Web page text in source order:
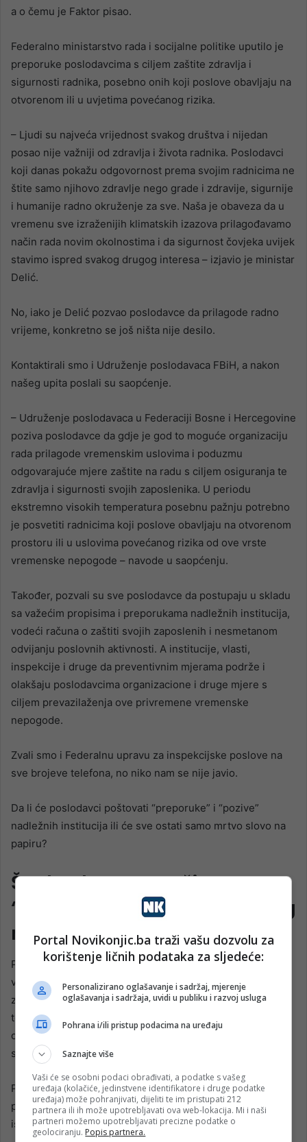
a o čemu je Faktor pisao.
Federalno ministarstvo rada i socijalne politike uputilo je
preporuke poslodavcima s ciljem zaštite zdravlja i
sigurnosti radnika, posebno onih koji poslove obavljaju na
otvorenom ili u uvjetima povećanog rizika.
– Ljudi su najveća vrijednost svakog društva i nijedan
posao nije važniji od zdravlja i života radnika. Poslodavci
koji danas pokažu odgovornost prema svojim radnicima ne
štite samo njihovo zdravlje nego grade i zdravije, sigurnije
i humanije radno okruženje za sve. Naša je obaveza da u
vremenu sve izraženijih klimatskih izazova prilagođavamo
način rada novim okolnostima i da sigurnost čovjeka uvijek
stavimo ispred svakog drugog interesa – izjavio je ministar
Delić.
No, iako je Delić pozvao poslodavce da prilagode radno
vrijeme, konkretno se još ništa nije desilo.
Kontaktirali smo i Udruženje poslodavaca FBiH, a nakon
našeg upita poslali su saopćenje.
– Udruženje poslodavaca u Federaciji Bosne i Hercegovine
poziva poslodavce da gdje je god to moguće organizaciju
rada prilagode vremenskim uslovima i poduzmu
odgovarajuće mjere zaštite na radu s ciljem osiguranja te
zdravlja i sigurnosti svojih zaposlenika. U periodu
ekstremno visokih temperatura posebnu pažnju potrebno
je posvetiti radnicima koji poslove obavljaju na otvorenom
prostoru ili u uslovima povećanog rizika od ove vrste
vremenske nepogode – navode u saopćenju.
Također, pozvali su sve poslodavce da postupaju u skladu
sa važećim propisima i preporukama nadležnih institucija,
vodeći računa o zaštiti svojih zaposlenih i nesmetanom
odvijanju poslovnih aktivnosti. A institucije, vlasti,
inspekcije i druge da preventivnim mjerama podrže i
olakšaju poslodavcima organizacione i druge mjere s
ciljem prevazilaženja ove privremene vremenske
nepogode.
Zvali smo i Federalnu upravu za inspekcijske poslove na
sve brojeve telefona, no niko nam se nije javio.
Da li će poslodavci poštovati “preporuke” i “pozive”
nadležnih institucija ili će sve ostati samo mrtvo slovo na
papiru?
Šta konkretno znači
“preporuka” Vlade u resornog
ministarstva
Preporuka vlade je službeni savjet ili smjernica izvršne
vlasti upućena poslodavcima ili institucijama. Za razliku od
zakona i uredbi, preporuka nije pravno obvezujuća, već se
temelji na dobrovoljnom pridržavanju, moralnoj
odgovornosti i društvenoj solidarnosti u određenim
situacijama.
Pošto preporuka nije zakonska obaveza, ne postoje
pravne sankcije niti inspekcijske kazne ukoliko je ne
ispoštujete.
Portal Novikonjic.ba traži vašu dozvolu za
korištenje ličnih podataka za sljedeće:
Personalizirano oglašavanje i sadržaj, mjerenje
oglašavanja i sadržaja, uvidi u publiku i razvoj usluga
Pohrana i/ili pristup podacima na uređaju
Saznajte više
Vaši će se osobni podaci obrađivati, a podatke s vašeg
uređaja (kolačiće, jedinstvene identifikatore i druge podatke
uređaja) može pohranjivati, dijeliti te im pristupati 212
partnera ili ih može upotrebljavati ova web-lokacija. Mi i naši
partneri možemo upotrebljavati precizne podatke o
geolociranju. Popis partnera.